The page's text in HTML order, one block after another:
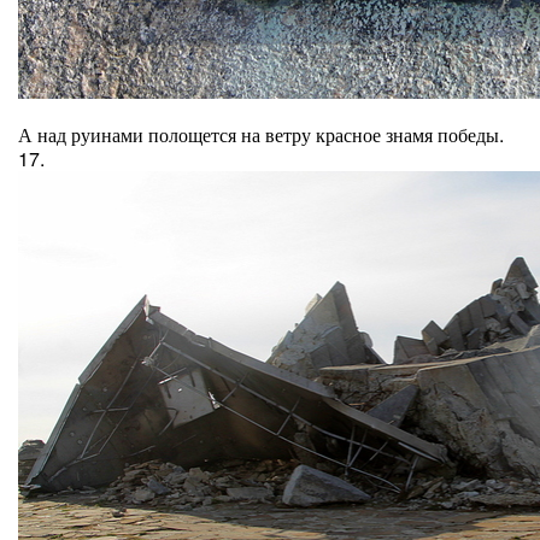
А над руинами полощется на ветру красное знамя победы.
17.